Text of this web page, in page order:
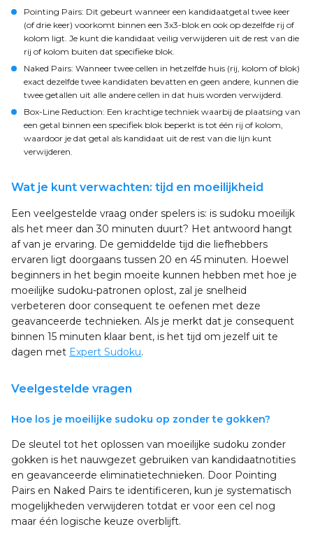
Pointing Pairs: Dit gebeurt wanneer een kandidaatgetal twee keer
(of drie keer) voorkomt binnen een 3x3-blok en ook op dezelfde rij of
kolom ligt. Je kunt die kandidaat veilig verwijderen uit de rest van die
rij of kolom buiten dat specifieke blok.
Naked Pairs: Wanneer twee cellen in hetzelfde huis (rij, kolom of blok)
exact dezelfde twee kandidaten bevatten en geen andere, kunnen die
twee getallen uit alle andere cellen in dat huis worden verwijderd.
Box-Line Reduction: Een krachtige techniek waarbij de plaatsing van
een getal binnen een specifiek blok beperkt is tot één rij of kolom,
waardoor je dat getal als kandidaat uit de rest van die lijn kunt
verwijderen.
Wat je kunt verwachten: tijd en moeilijkheid
Een veelgestelde vraag onder spelers is: is sudoku moeilijk
als het meer dan 30 minuten duurt? Het antwoord hangt
af van je ervaring. De gemiddelde tijd die liefhebbers
ervaren ligt doorgaans tussen 20 en 45 minuten. Hoewel
beginners in het begin moeite kunnen hebben met hoe je
moeilijke sudoku-patronen oplost, zal je snelheid
verbeteren door consequent te oefenen met deze
geavanceerde technieken. Als je merkt dat je consequent
binnen 15 minuten klaar bent, is het tijd om jezelf uit te
dagen met Expert Sudoku.
Veelgestelde vragen
Hoe los je moeilijke sudoku op zonder te gokken?
De sleutel tot het oplossen van moeilijke sudoku zonder
gokken is het nauwgezet gebruiken van kandidaatnotities
en geavanceerde eliminatietechnieken. Door Pointing
Pairs en Naked Pairs te identificeren, kun je systematisch
mogelijkheden verwijderen totdat er voor een cel nog
maar één logische keuze overblijft.